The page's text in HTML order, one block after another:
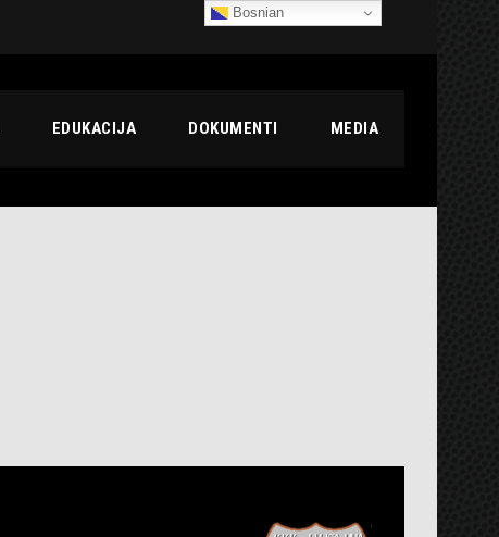
EDUKACIJA DOKUMENTI MEDIA
Bosnian